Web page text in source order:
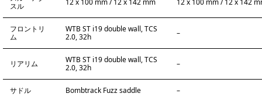
スル
12 x 100 mm / 12 x 142 mm 12 x 100 mm / 12 x 142
フロントリ
ム
WTB ST i19 double wall, TCS
2.0, 32h
–
リアリム
WTB ST i19 double wall, TCS
2.0, 32h
–
サドル Bombtrack Fuzz saddle –